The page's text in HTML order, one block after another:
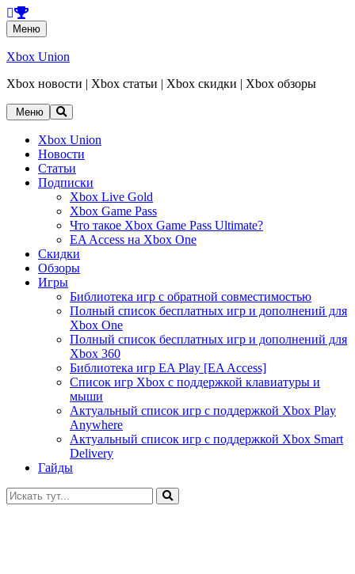
Меню Перейти
к
содержанию
Xbox Union
Xbox новости | Xbox статьи | Xbox скидки | Xbox обзоры
Меню
Перейти
содержанию
Xbox Union
Новости
Статьи
Подписки
Xbox Live Gold
Xbox Game Pass
Что такое Xbox Game Pass Ultimate?
EA Access на Xbox One
Скидки
Обзоры
Игры
Библиотека игр с обратной совместимостью
Полный список бесплатных игр и дополнений для
Xbox One
Полный список бесплатных игр и дополнений для
Xbox 360
Библиотека игр EA Play [EA Access]
Список игр Xbox c поддержкой клавиатуры и
мыши
Актуальный список игр с поддержкой Xbox Play
Anywhere
Актуальный список игр с поддержкой Xbox Smart
Delivery
Гайды
Искать: